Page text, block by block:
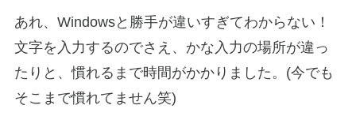
あれ、Windowsと勝手が違いすぎてわからない！
文字を入力するのでさえ、かな入力の場所が違っ
たりと、慣れるまで時間がかかりました。(今でも
そこまで慣れてません笑)